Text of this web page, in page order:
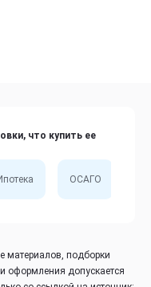
что купить ее
ОСАГО
материалов, подборки
оформления допускается